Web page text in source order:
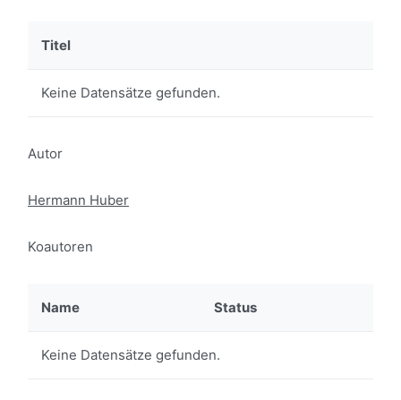
Titel
Keine Datensätze gefunden.
Autor
Hermann Huber
Koautoren
Name Status
Keine Datensätze gefunden.